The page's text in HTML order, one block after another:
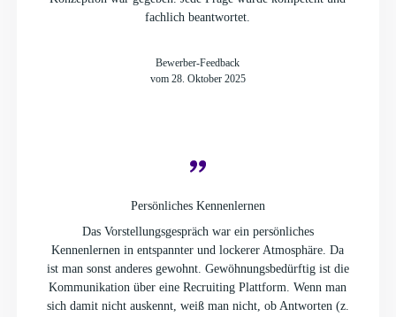
fachlich beantwortet.
Bewerber-Feedback
vom 28. Oktober 2025
Persönliches Kennenlernen
Das Vorstellungsgespräch war ein persönliches
Kennenlernen in entspannter und lockerer Atmosphäre. Da
ist man sonst anderes gewohnt. Gewöhnungsbedürftig ist die
Kommunikation über eine Recruiting Plattform. Wenn man
sich damit nicht auskennt, weiß man nicht, ob Antworten (z.